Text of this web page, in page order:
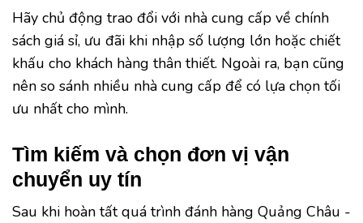
Hãy chủ động trao đổi với nhà cung cấp về chính
sách giá sỉ, ưu đãi khi nhập số lượng lớn hoặc chiết
khấu cho khách hàng thân thiết. Ngoài ra, bạn cũng
nên so sánh nhiều nhà cung cấp để có lựa chọn tối
ưu nhất cho mình.
Tìm kiếm và chọn đơn vị vận
chuyển uy tín
Sau khi hoàn tất quá trình đánh hàng Quảng Châu -